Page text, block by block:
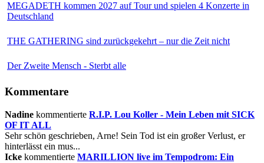
MEGADETH kommen 2027 auf Tour und spielen 4 Konzerte in
Deutschland
THE GATHERING sind zurückgekehrt – nur die Zeit nicht
Der Zweite Mensch - Sterbt alle
Kommentare
Nadine kommentierte R.I.P. Lou Koller - Mein Leben mit SICK
OF IT ALL
Sehr schön geschrieben, Arne! Sein Tod ist ein großer Verlust, er
hinterlässt ein mus...
Icke kommentierte MARILLION live im Tempodrom: Ein